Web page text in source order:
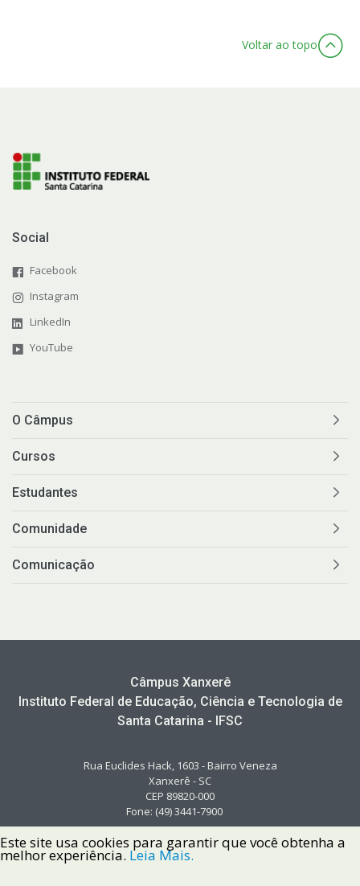
Voltar ao topo
Social
Facebook
Instagram
LinkedIn
YouTube
O Câmpus
Cursos
Estudantes
Comunidade
Comunicação
Câmpus Xanxerê
Instituto Federal de Educação, Ciência e Tecnologia de
Santa Catarina - IFSC
Rua Euclides Hack, 1603 - Bairro Veneza
Xanxerê - SC
CEP 89820-000
Fone: (49) 3441-7900
Este site usa cookies para garantir que você obtenha a
melhor experiência. Leia Mais.